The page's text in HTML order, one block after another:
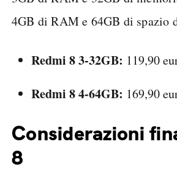
4GB di RAM e 64GB di spazio
Redmi 8 3-32GB: 119,90
Redmi 8 4-64GB: 169,90
Considerazioni
8